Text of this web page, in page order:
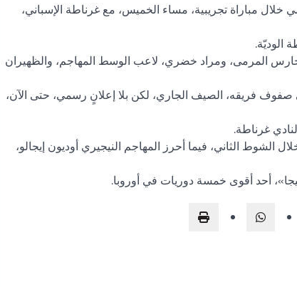
مباراة تجريبية، مساء الخميس، مع غرناطة الإسباني،
حارس المرمى، ومراد خضري، لاعب الوسط المهاجم، والظهيران
فريقه، الصيف الجاري، لكن بلا إعلانٍ رسمي، حتى الآن،
غرناطة.
الثاني، فيما أحرز المهاجم النيجيري أوديون إيجالو،
أحد أقوى خمسة دوريات في أوروبا.